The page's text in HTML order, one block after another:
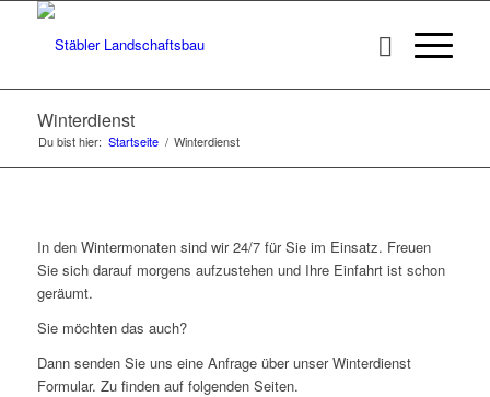
Winterdienst
Du bist hier: Startseite / Winterdienst
In den Wintermonaten sind wir 24/7 für Sie im Einsatz. Freuen
Sie sich darauf morgens aufzustehen und Ihre Einfahrt ist schon
geräumt.
Sie möchten das auch?
Dann senden Sie uns eine Anfrage über unser Winterdienst
Formular. Zu finden auf folgenden Seiten.